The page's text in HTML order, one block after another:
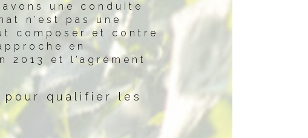
une conduite
n’est pas une
composer et contre
en
2013 et l’agrément
pour qualifier les